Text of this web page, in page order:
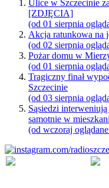
Ulice w Szczecinie
[ZDJĘCIA]
(od 01 sierpnia
Akcja ratunkowa na
(od 02 sierpnia
Pożar domu w
(od 01 sierpnia
Tragiczny finał
Szczecinie
(od 03 sierpnia
Sąsiedzi
samotnie w
(od wczoraj